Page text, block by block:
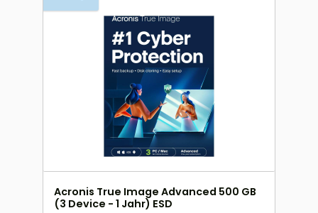
Acronis True Image Advanced 500 GB
(3 Device - 1 Jahr) ESD